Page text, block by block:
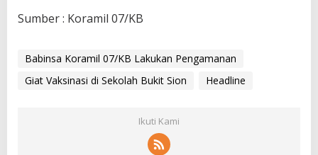
Sumber : Koramil 07/KB
Babinsa Koramil 07/KB Lakukan Pengamanan
Giat Vaksinasi di Sekolah Bukit Sion
Headline
Ikuti Kami